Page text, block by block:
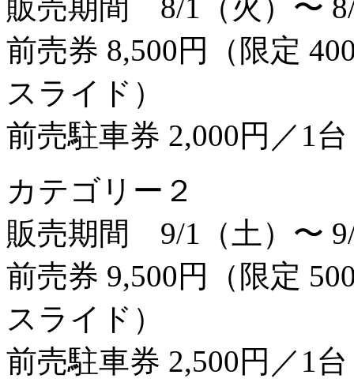
販売期間 8/1（火）〜
前売券 8,500円（限定
スライド）
前売駐車券 2,000円／1台
カテゴリー２
販売期間 9/1（土）〜
前売券 9,500円（限定
スライド）
前売駐車券 2,500円／1台